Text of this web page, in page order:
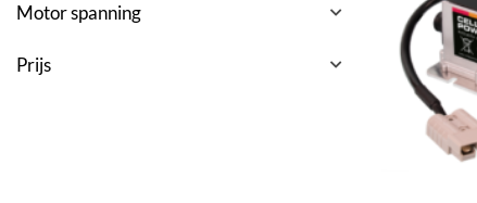
Motor spanning
Prijs